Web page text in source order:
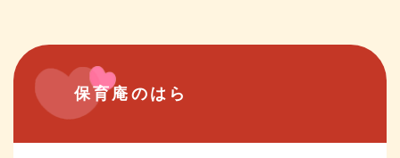
保育庵のはら